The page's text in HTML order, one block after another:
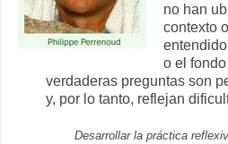
no han
contexto
o el
verdaderas preguntas son
y, por lo tanto, reflejan
Desarrollar la práctica